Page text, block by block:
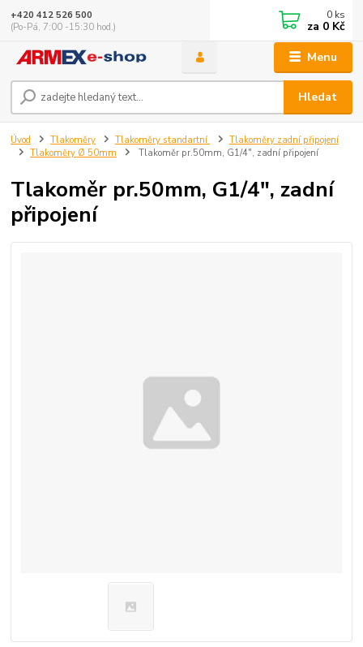
Menu
Hledat
+420 412 526 500
(Po-Pá, 7:00 -15:30 hod.)
0 ks
za 0 Kč
Úvod Tlakoměry Tlakoměry standartní
Tlakoměry zadní připojení
Tlakoměry Ø 50mm
Tlakoměr pr.50mm, G1/4", zadní připojení
Tlakoměr pr.50mm, G1/4", zadní
připojení